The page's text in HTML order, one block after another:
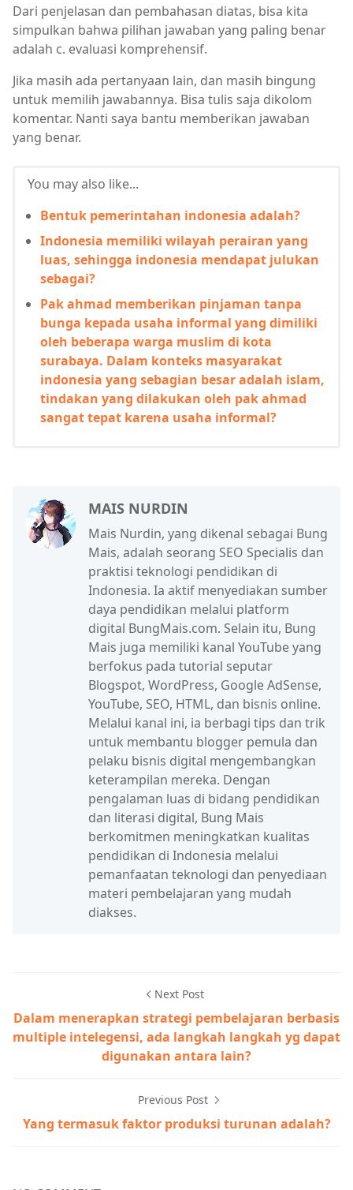
Dari penjelasan dan pembahasan diatas, bisa kita
simpulkan bahwa pilihan jawaban yang paling benar
adalah c. evaluasi komprehensif.
Jika masih ada pertanyaan lain, dan masih bingung
untuk memilih jawabannya. Bisa tulis saja dikolom
komentar. Nanti saya bantu memberikan jawaban
yang benar.
You may also like...
Bentuk pemerintahan indonesia adalah?
Indonesia memiliki wilayah perairan yang
luas, sehingga indonesia mendapat julukan
sebagai?
Pak ahmad memberikan pinjaman tanpa
bunga kepada usaha informal yang dimiliki
oleh beberapa warga muslim di kota
surabaya. Dalam konteks masyarakat
indonesia yang sebagian besar adalah islam,
tindakan yang dilakukan oleh pak ahmad
sangat tepat karena usaha informal?
MAIS NURDIN
Mais Nurdin, yang dikenal sebagai Bung
Mais, adalah seorang SEO Specialis dan
praktisi teknologi pendidikan di
Indonesia. Ia aktif menyediakan sumber
daya pendidikan melalui platform
digital BungMais.com. Selain itu, Bung
Mais juga memiliki kanal YouTube yang
berfokus pada tutorial seputar
Blogspot, WordPress, Google AdSense,
YouTube, SEO, HTML, dan bisnis online.
Melalui kanal ini, ia berbagi tips dan trik
untuk membantu blogger pemula dan
pelaku bisnis digital mengembangkan
keterampilan mereka. Dengan
pengalaman luas di bidang pendidikan
dan literasi digital, Bung Mais
berkomitmen meningkatkan kualitas
pendidikan di Indonesia melalui
pemanfaatan teknologi dan penyediaan
materi pembelajaran yang mudah
diakses.
Next Post
Dalam menerapkan strategi pembelajaran berbasis
multiple intelegensi, ada langkah langkah yg dapat
digunakan antara lain?
Previous Post
Yang termasuk faktor produksi turunan adalah?